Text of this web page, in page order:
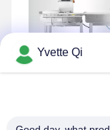
μεταφορέα
Τροφική
Yvette Qi